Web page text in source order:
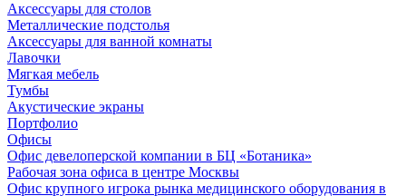
Аксессуары для столов
Металлические подстолья
Аксессуары для ванной комнаты
Лавочки
Мягкая мебель
Тумбы
Акустические экраны
Портфолио
Офисы
Офис девелоперской компании в БЦ «Ботаника»
Рабочая зона офиса в центре Москвы
Офис крупного игрока рынка медицинского оборудования в